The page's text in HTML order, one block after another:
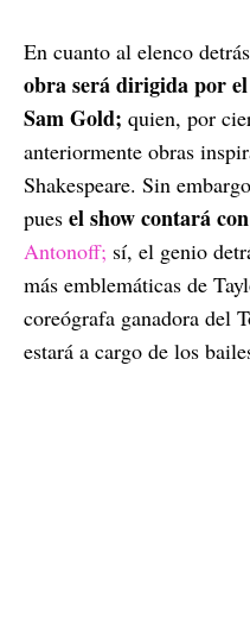
En cuanto al elenco
obra será dirigida por
Sam Gold; quien, por
anteriormente obras
Shakespeare. Sin
pues el show contará
Antonoff; sí, el genio
más emblemáticas de
coreógrafa ganadora del
estará a cargo de los